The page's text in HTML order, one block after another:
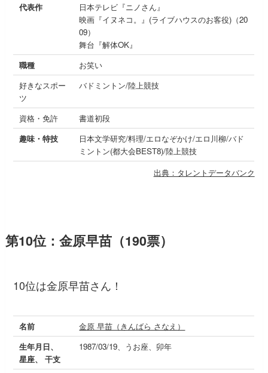
代表作
日本テレビ『ニノさん』
映画『イヌネコ。』(ライブハウスのお客役)（20
09）
舞台『解体OK』
職種
お笑い
好きなスポー
ツ
バドミントン/陸上競技
資格・免許
書道初段
趣味・特技
日本文学研究/料理/エロなぞかけ/エロ川柳/バド
ミントン(都大会BEST8)/陸上競技
出典：タレントデータバンク
第10位：金原早苗（190票）
10位は金原早苗さん！
名前
金原 早苗（きんばら さなえ）
生年月日、
星座、 干支
1987/03/19、うお座、卯年